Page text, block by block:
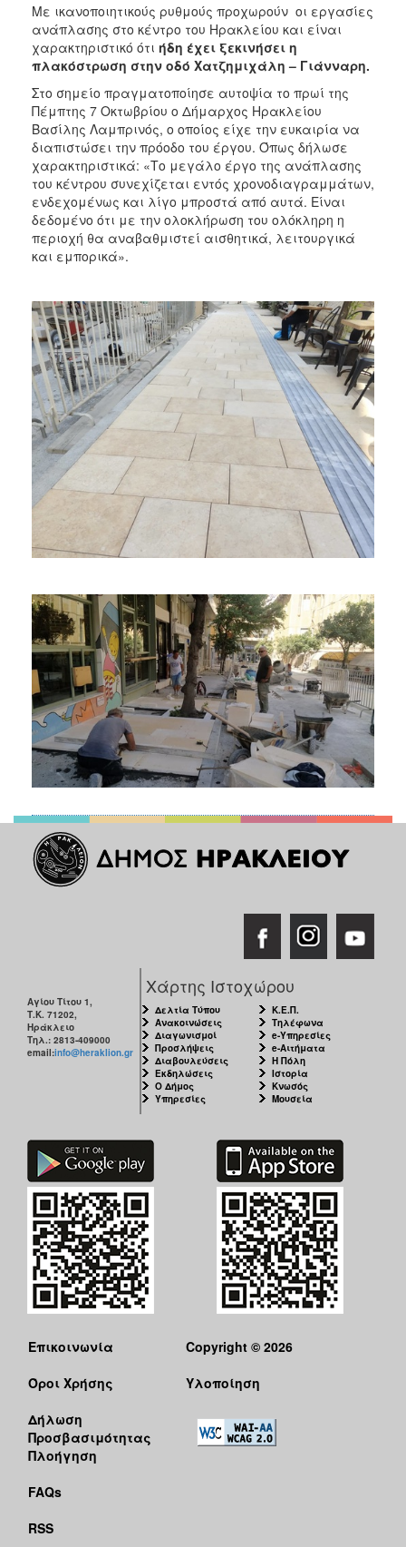
Με ικανοποιητικούς ρυθμούς προχωρούν οι εργασίες
ανάπλασης στο κέντρο του Ηρακλείου και είναι
χαρακτηριστικό ότι ήδη έχει ξεκινήσει η
πλακόστρωση στην οδό Χατζημιχάλη – Γιάνναρη.
Στο σημείο πραγματοποίησε αυτοψία το πρωί της
Πέμπτης 7 Οκτωβρίου ο Δήμαρχος Ηρακλείου
Βασίλης Λαμπρινός, ο οποίος είχε την ευκαιρία να
διαπιστώσει την πρόοδο του έργου. Όπως δήλωσε
χαρακτηριστικά: «Το μεγάλο έργο της ανάπλασης
του κέντρου συνεχίζεται εντός χρονοδιαγραμμάτων,
ενδεχομένως και λίγο μπροστά από αυτά. Είναι
δεδομένο ότι με την ολοκλήρωση του ολόκληρη η
περιοχή θα αναβαθμιστεί αισθητικά, λειτουργικά
και εμπορικά».
Αγίου Τίτου 1,
Τ.Κ. 71202,
Ηράκλειο
Τηλ.: 2813-409000
email:info@heraklion.gr
Χάρτης Ιστοχώρου
Δελτία Τύπου
Ανακοινώσεις
Διαγωνισμοί
Προσλήψεις
Διαβουλεύσεις
Εκδηλώσεις
Ο Δήμος
Υπηρεσίες
Κ.Ε.Π.
Τηλέφωνα
e-Υπηρεσίες
e-Αιτήματα
Η Πόλη
Ιστορία
Κνωσός
Μουσεία
Επικοινωνία
Όροι Χρήσης
Δήλωση
Προσβασιμότητας
Πλοήγηση
FAQs
RSS
Copyright © 2026
Υλοποίηση